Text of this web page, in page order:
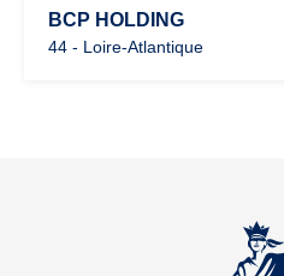
BCP HOLDING
44 - Loire-Atlantique